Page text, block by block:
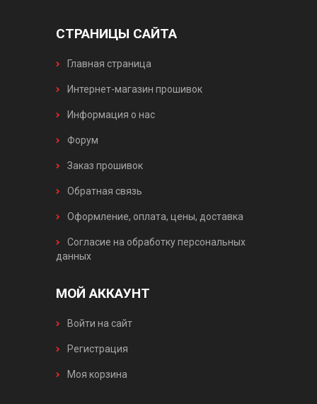
СТРАНИЦЫ САЙТА
Главная страница
Интернет-магазин прошивок
Информация о нас
Форум
Заказ прошивок
Обратная связь
Оформление, оплата, цены, доставка
Согласие на обработку персональных
данных
МОЙ АККАУНТ
Войти на сайт
Регистрация
Моя корзина